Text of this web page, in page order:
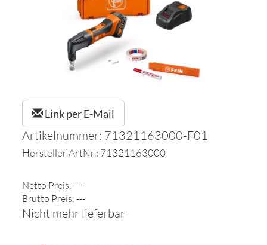
Link per E-Mail
Artikelnummer: 71321163000-F01
Hersteller ArtNr.: 71321163000
Netto Preis: ---
Brutto Preis: ---
Nicht mehr lieferbar